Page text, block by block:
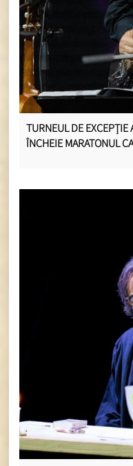
TURNEUL DE EXCEPȚIE
ÎNCHEIE MARATONUL